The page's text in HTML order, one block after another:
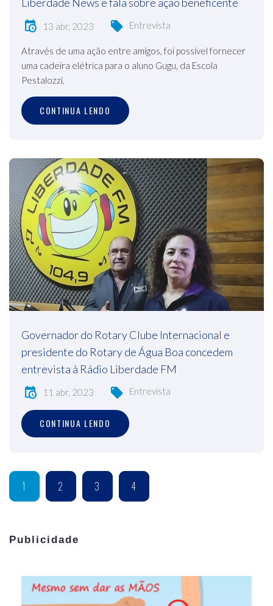
13 abr, 2023 Entrevista
Através de uma ação entre amigos, foi possível fornecer
uma cadeira elétrica para o aluno Gugu, da Escola
Pestalozzi.
CONTINUA LENDO
Governador do Rotary Clube Internacional e
presidente do Rotary de Água Boa concedem
entrevista à Rádio Liberdade FM
11 abr, 2023 Entrevista
CONTINUA LENDO
1 2 3 4
Publicidade